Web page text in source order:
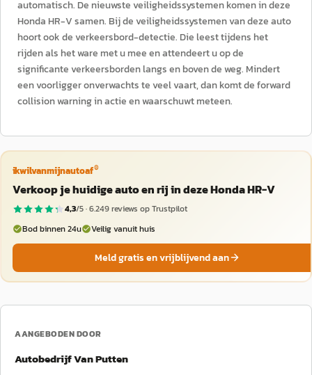
automatisch. De nieuwste veiligheidssystemen komen in deze
Honda HR-V samen. Bij de veiligheidssystemen van deze auto
hoort ook de verkeersbord-detectie. Die leest tijdens het
rijden als het ware met u mee en attendeert u op de
significante verkeersborden langs en boven de weg. Mindert
een voorligger onverwachts te veel vaart, dan komt de forward
collision warning in actie en waarschuwt meteen.
ikwilvanmijnautoaf®
Verkoop je huidige auto en rij in deze Honda HR-V
4,3/5 ·6.249reviews op Trustpilot
Bod binnen 24u
Veilig vanuit huis
Meld gratis en vrijblijvend aan
AANGEBODEN DOOR
Autobedrijf Van Putten